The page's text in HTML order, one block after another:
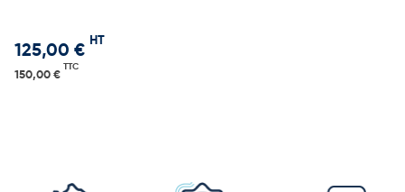
125,00 €
HT
150,00 €
TTC